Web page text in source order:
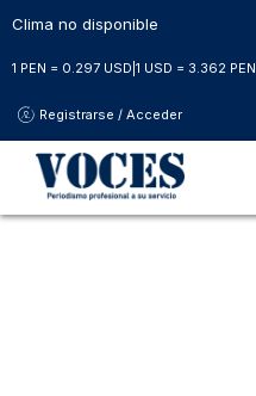
Clima no disponible
1 PEN = 0.297 USD 1 USD = 3.362 PEN
Registrarse / Acceder